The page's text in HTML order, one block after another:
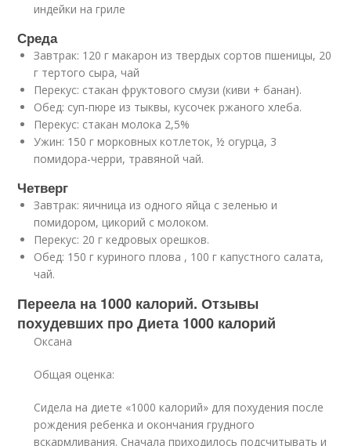
индейки на гриле
Среда
Завтрак: 120 г макарон из твердых сортов пшеницы, 20
г тертого сыра, чай
Перекус: стакан фруктового смузи (киви + банан).
Обед: суп-пюре из тыквы, кусочек ржаного хлеба.
Перекус: стакан молока 2,5%
Ужин: 150 г морковных котлеток, ½ огурца, 3
помидора-черри, травяной чай.
Четверг
Завтрак: яичница из одного яйца с зеленью и
помидором, цикорий с молоком.
Перекус: 20 г кедровых орешков.
Обед: 150 г куриного плова , 100 г капустного салата,
чай.
Переела на 1000 калорий. Отзывы
похудевших про Диета 1000 калорий
Оксана
Общая оценка:
Сидела на диете «1000 калорий» для похудения после
рождения ребенка и окончания грудного
вскармливания. Сначала приходилось подсчитывать и